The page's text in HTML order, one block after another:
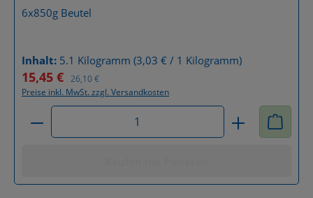
6x850g Beutel
Inhalt: 5.1 Kilogramm(3,03 € / 1 Kilogramm)
Verkaufspreis:
15,45 € Regulärer Preis:
26,10 €
Preise inkl. MwSt. zzgl. Versandkosten
Produkt Anzahl: Gib den gewünschten Wert